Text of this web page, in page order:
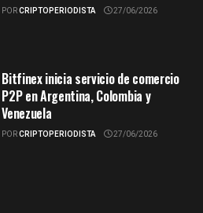
PORCRIPTOPERIODISTA 27/06/2026
Bitfinex inicia servicio de comercio
P2P en Argentina, Colombia y
Venezuela
PORCRIPTOPERIODISTA 27/06/2026